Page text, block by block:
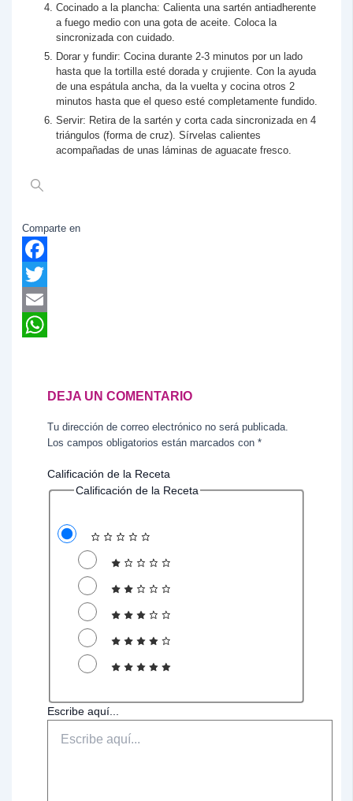
Cocinado a la plancha: Calienta una sartén antiadherente
a fuego medio con una gota de aceite. Coloca la
sincronizada con cuidado.
Dorar y fundir: Cocina durante 2-3 minutos por un lado
hasta que la tortilla esté dorada y crujiente. Con la ayuda
de una espátula ancha, da la vuelta y cocina otros 2
minutos hasta que el queso esté completamente fundido.
Servir: Retira de la sartén y corta cada sincronizada en 4
triángulos (forma de cruz). Sírvelas calientes
acompañadas de unas láminas de aguacate fresco.
Comparte en
Facebook
Twitter
Email
DEJA UN COMENTARIO
Tu dirección de correo electrónico no será publicada.
Los campos obligatorios están marcados con *
Calificación de la Receta
Calificación de la Receta
Escribe aquí...